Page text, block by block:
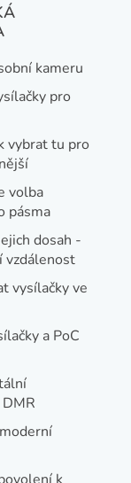
kameru
pro
vybrat tu pro
volba
pásma
dosah -
vzdálenost
vysílačky ve
a PoC